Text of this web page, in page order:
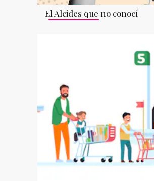
El Alcides que no conocí